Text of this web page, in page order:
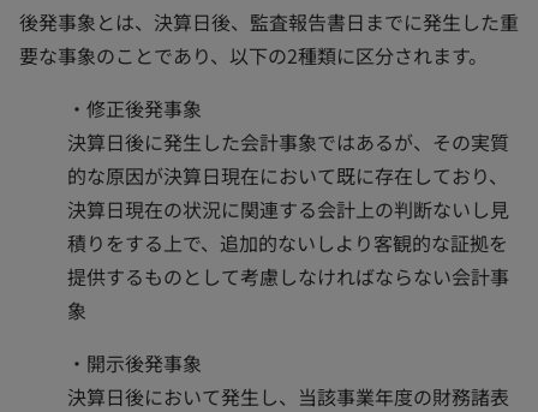
後発事象とは、決算日後、監査報告書日までに発生した重
要な事象のことであり、以下の2種類に区分されます。
・修正後発事象
決算日後に発生した会計事象ではあるが、その実質
的な原因が決算日現在において既に存在しており、
決算日現在の状況に関連する会計上の判断ないし見
積りをする上で、追加的ないしより客観的な証拠を
提供するものとして考慮しなければならない会計事
象
・開示後発事象
決算日後において発生し、当該事業年度の財務諸表